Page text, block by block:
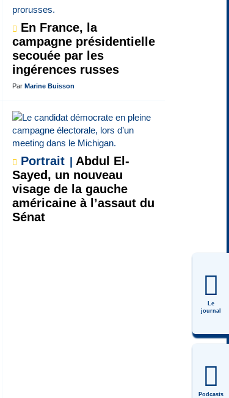
Le
journal
Podcasts
En France, la
campagne présidentielle
secouée par les
ingérences russes
Par Marine Buisson
Portrait
Abdul El-
Sayed, un nouveau
visage de la gauche
américaine à l’assaut du
Sénat